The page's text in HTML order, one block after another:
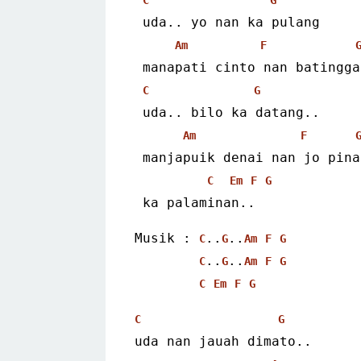
uda.. yo nan ka pulang
Am F G
manapati cinto nan
C G
uda.. bilo ka datang..
Am F G
manjapuik denai nan jo
C Em F G
ka palaminan..
Musik : C.. G.. Am F
G
C.. G.. Am F
G
C
Em F G
C G
uda nan jauah dimato..